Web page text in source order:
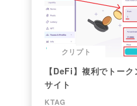
クリプト
【DeFi】複利でトー
サイト
KTAG